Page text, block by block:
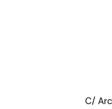
C/